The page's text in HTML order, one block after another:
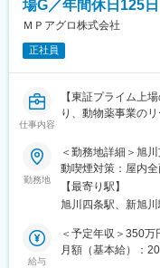
・出張１回の宿泊
【求人の魅力】
・マンツーマンに
経験者の方も安心
・転勤なし！正社
必要最小限の異動
【同社について】
同社は医療介護用
介護用ベッド、医
TOPシェアを誇り
場G／年間休日125
ＭＰアグロ株式会社
正社員
仕事内容
【東証プライム上
り、動物薬事業の
■仕事内容
畜産農家や動物病
です。食の安全や
です。■畜産農家や
薬品・ワクチン・
の営業に付随する
勤務地
＜勤務地詳細＞旭
動喫煙対策：屋内
【最寄り駅】
旭川四条駅、新旭
給与
＜予定年収＞350
月額（基本給）：